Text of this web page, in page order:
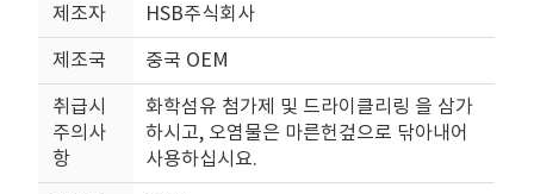
제조자 HSB주식회사
제조국 중국 OEM
취급시
주의사
항
화학섬유 첨가제 및 드라이클리링 을 삼가
하시고, 오염물은 마른헌겊으로 닦아내어
사용하십시요.